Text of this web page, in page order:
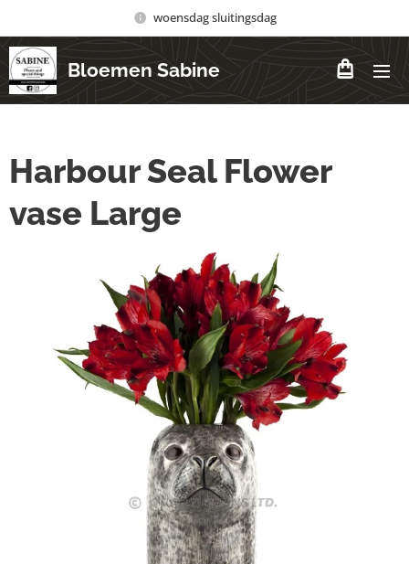
woensdag sluitingsdag
Bloemen Sabine
Harbour Seal Flower
vase Large